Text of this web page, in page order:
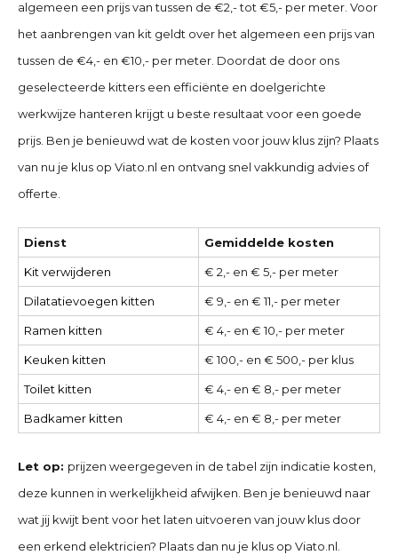
algemeen een prijs van tussen de €2,- tot €5,- per meter. Voor
het aanbrengen van kit geldt over het algemeen een prijs van
tussen de €4,- en €10,- per meter. Doordat de door ons
geselecteerde kitters een efficiënte en doelgerichte
werkwijze hanteren krijgt u beste resultaat voor een goede
prijs. Ben je benieuwd wat de kosten voor jouw klus zijn? Plaats
van nu je klus op Viato.nl en ontvang snel vakkundig advies of
offerte.
Dienst Gemiddelde kosten
Kit verwijderen € 2,- en € 5,- per meter
Dilatatievoegen kitten € 9,- en € 11,- per meter
Ramen kitten € 4,- en € 10,- per meter
Keuken kitten € 100,- en € 500,- per klus
Toilet kitten € 4,- en € 8,- per meter
Badkamer kitten € 4,- en € 8,- per meter
Let op: prijzen weergegeven in de tabel zijn indicatie kosten,
deze kunnen in werkelijkheid afwijken. Ben je benieuwd naar
wat jij kwijt bent voor het laten uitvoeren van jouw klus door
een erkend elektricien? Plaats dan nu je klus op Viato.nl.